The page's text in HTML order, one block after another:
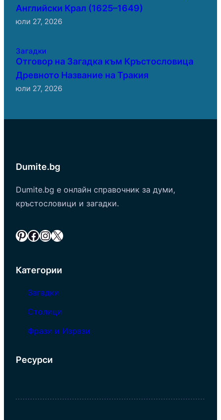
Английски Крал (1625–1649)
юли 27, 2026
Загадки
Отговор на Загадка към Кръстословица
Древното Название на Тракия
юли 27, 2026
Dumite.bg
Dumite.bg е онлайн справочник за думи,
кръстословици и загадки.
Pinterest Facebook InstagramX
Категории
Загадки
Столици
Фрази и Изрази
Ресурси